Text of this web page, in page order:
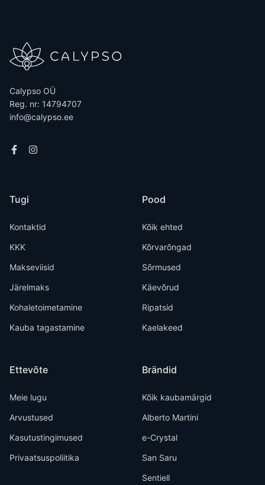
Calypso OÜ
Reg. nr: 14794707
info@calypso.ee
Tugi
Kontaktid
KKK
Makseviisid
Järelmaks
Kohaletoimetamine
Kauba tagastamine
Ettevõte
Meie lugu
Arvustused
Kasutustingimused
Privaatsuspoliitika
Pood
Kõik ehted
Kõrvarõngad
Sõrmused
Käevõrud
Ripatsid
Kaelakeed
Brändid
Kõik kaubamärgid
Alberto Martini
e-Crystal
San Saru
Sentiell